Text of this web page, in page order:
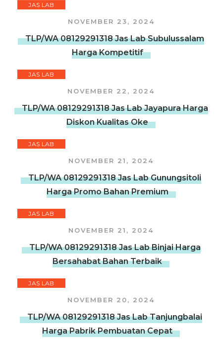
JAS LAB
NOVEMBER 23, 2024
TLP/WA 08129291318 Jas Lab Subulussalam
Harga Kompetitif
JAS LAB
NOVEMBER 22, 2024
TLP/WA 08129291318 Jas Lab Jayapura Harga
Diskon Kualitas Oke
JAS LAB
NOVEMBER 21, 2024
TLP/WA 08129291318 Jas Lab Gunungsitoli
Harga Promo Bahan Premium
JAS LAB
NOVEMBER 21, 2024
TLP/WA 08129291318 Jas Lab Binjai Harga
Bersahabat Bahan Terbaik
JAS LAB
NOVEMBER 20, 2024
TLP/WA 08129291318 Jas Lab Tanjungbalai
Harga Pabrik Pembuatan Cepat